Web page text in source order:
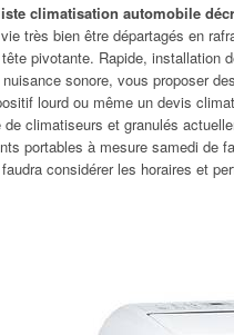
climatisation automobile
très bien être départagés en
pivotante. Rapide, installation
sonore, vous proposer
lourd ou même un devis
climatiseurs et granulés
portables à mesure samedi de
considérer les horaires et